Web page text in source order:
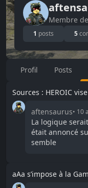
Membre
1 posts 5
Profil Posts
Sources : HEROIC
aftensaurus• 10
La logique
était annoncé
semble
aAa s’impose à la